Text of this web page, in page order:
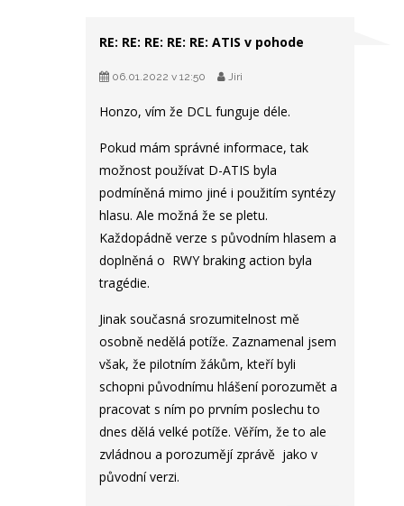
RE: RE: RE: RE: RE: ATIS v pohode
06.01.2022 v 12:50 Jiri
Honzo, vím že DCL funguje déle.
Pokud mám správné informace, tak
možnost používat D-ATIS byla
podmíněná mimo jiné i použitím syntézy
hlasu. Ale možná že se pletu.
Každopádně verze s původním hlasem a
doplněná o RWY braking action byla
tragédie.
Jinak současná srozumitelnost mě
osobně nedělá potíže. Zaznamenal jsem
však, že pilotním žákům, kteří byli
schopni původnímu hlášení porozumět a
pracovat s ním po prvním poslechu to
dnes dělá velké potíže. Věřím, že to ale
zvládnou a porozumějí zprávě jako v
původní verzi.